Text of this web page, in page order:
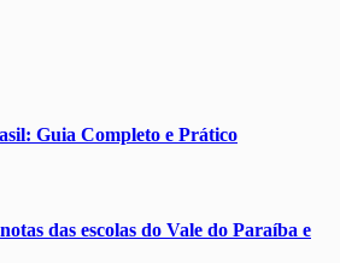
Guia Completo e Prático
das escolas do Vale do Paraíba e